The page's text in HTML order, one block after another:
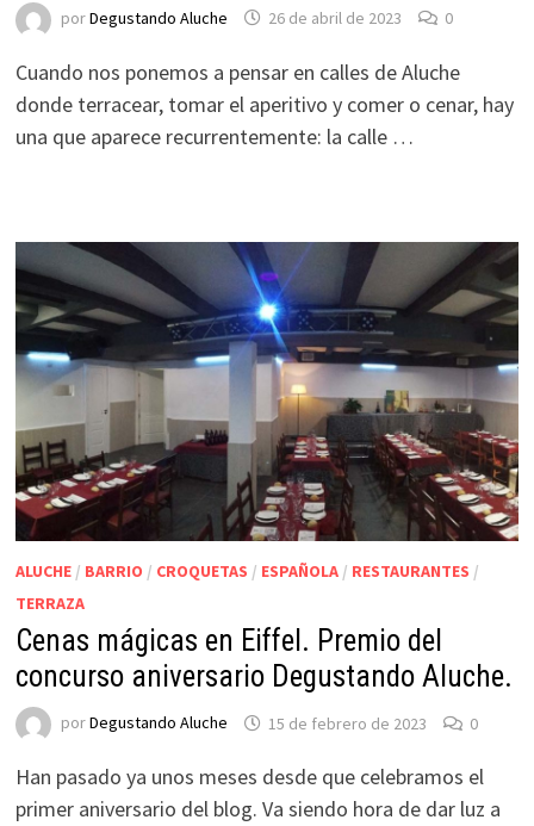
porDegustando Aluche 26 de abril de 2023 0
Cuando nos ponemos a pensar en calles de Aluche
donde terracear, tomar el aperitivo y comer o cenar, hay
una que aparece recurrentemente: la calle …
ALUCHE/ BARRIO / CROQUETAS / ESPAÑOLA/ RESTAURANTES /
TERRAZA
Cenas mágicas en Eiffel. Premio del
concurso aniversario Degustando Aluche.
porDegustando Aluche 15 de febrero de 2023 0
Han pasado ya unos meses desde que celebramos el
primer aniversario del blog. Va siendo hora de dar luz a